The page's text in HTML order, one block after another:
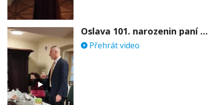
Oslava 101. narozenin paní Věry Skořepové
Přehrát video